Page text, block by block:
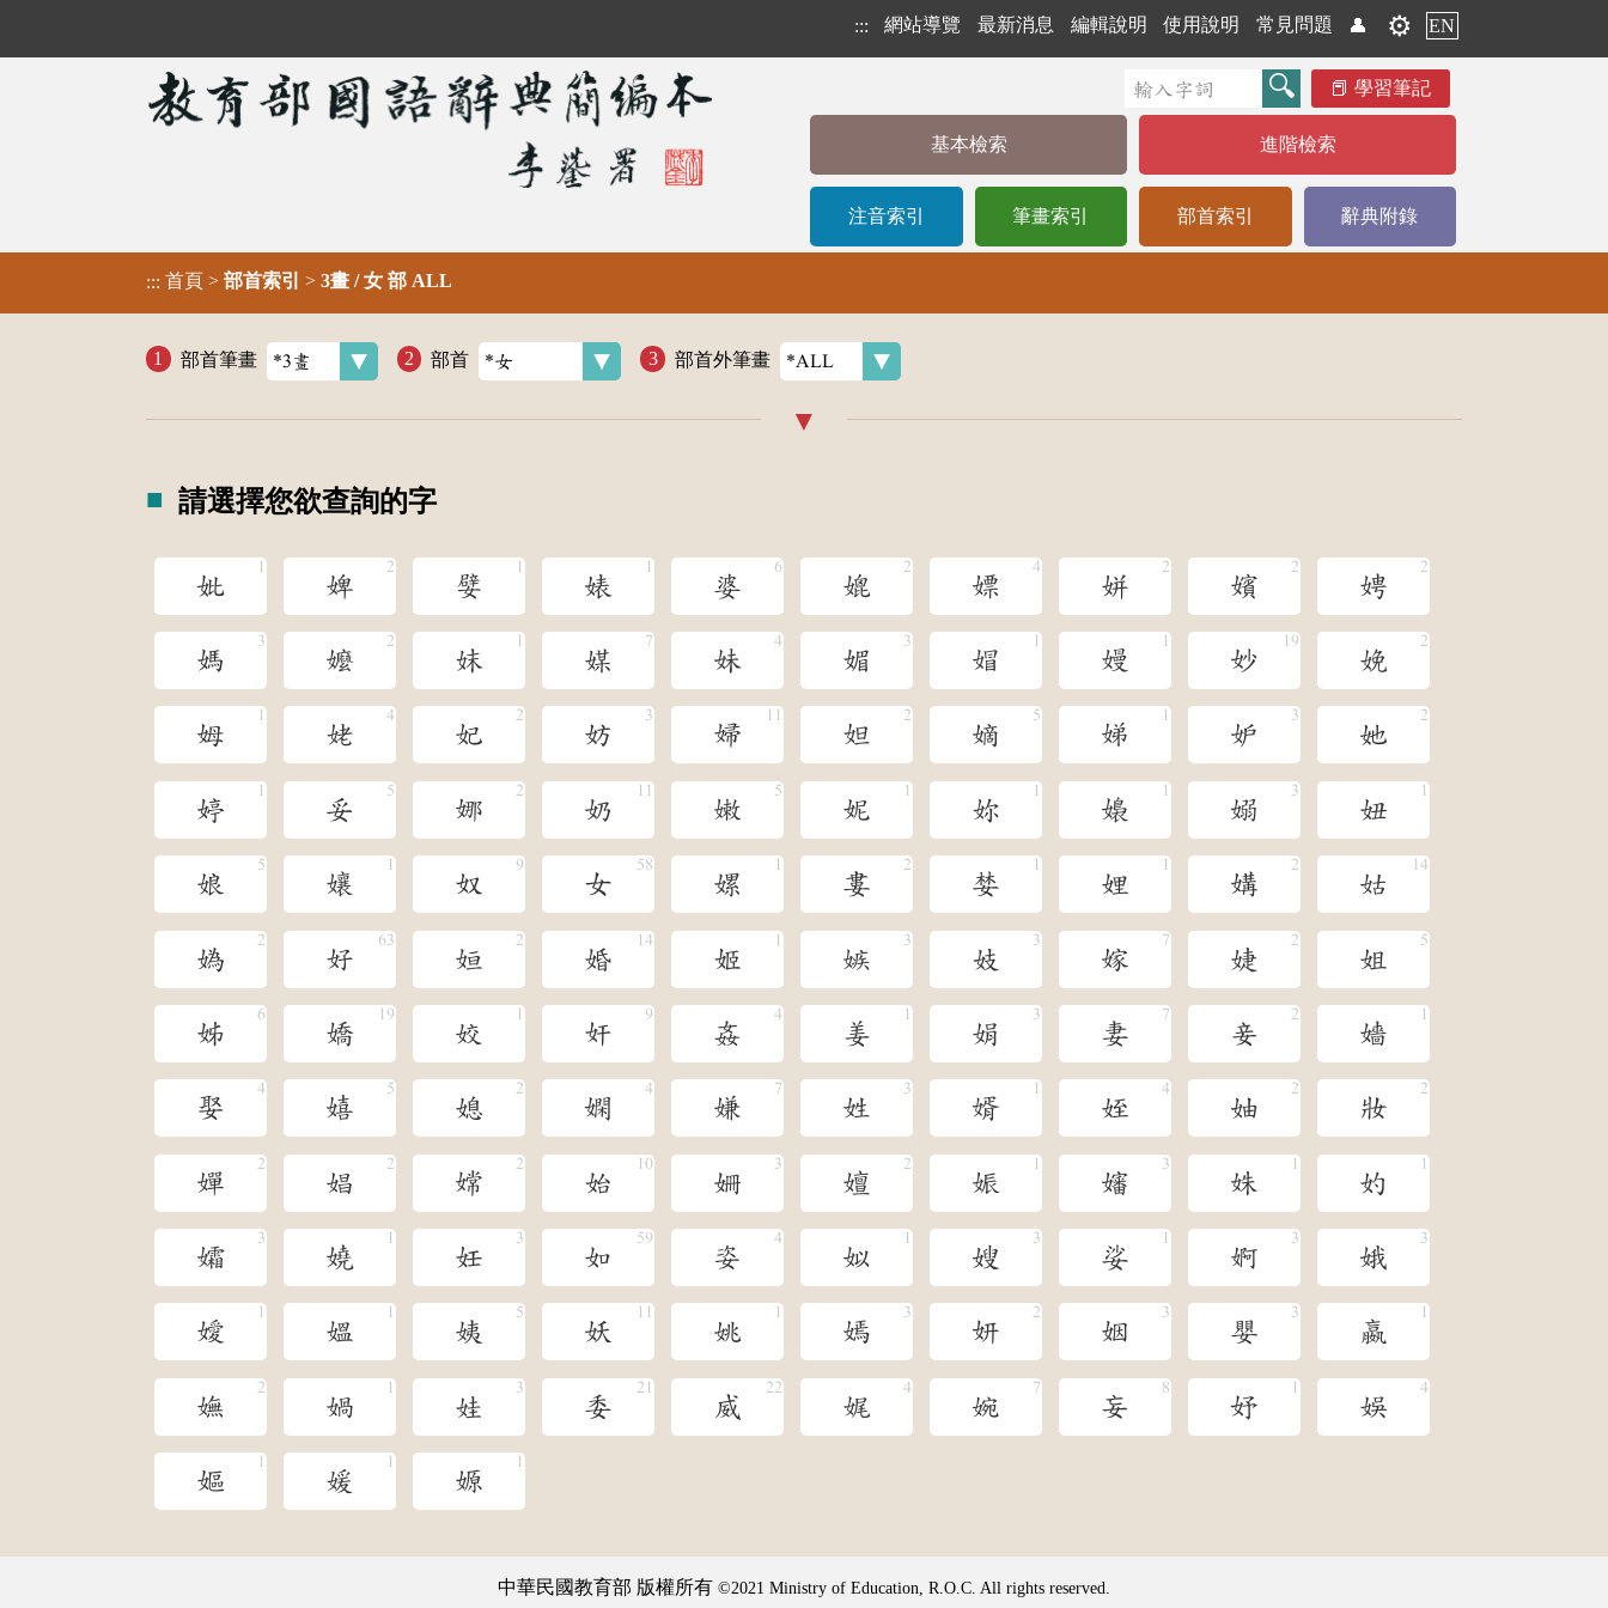
::: 網站導覽 最新消息 編輯說明 使用說明 常見問題 👤 ⚙️ EN
學習筆記
基本檢索 進階檢索
注音索引 筆畫索引 部首索引 辭典附錄
::: 首頁 > 部首索引 > 3畫 / 女 部 ALL
部首筆畫 部首 部首外筆畫
請選擇您欲查詢的字
妣 婢 嬖 婊 婆 媲 嫖 姘 嬪 娉
媽 嬤 妺 媒 妹 媚 媢 嫚 妙 娩
姆 姥 妃 妨 婦 妲 嫡 娣 妒 她
婷 妥 娜 奶 嫩 妮 妳 嬝 嫋 妞
娘 孃 奴 女 嫘 婁 婪 娌 媾 姑
媯 好 姮 婚 姬 嫉 妓 嫁 婕 姐
姊 嬌 姣 奸 姦 姜 娟 妻 妾 嬙
娶 嬉 媳 嫻 嫌 姓 婿 姪 妯 妝
嬋 娼 嫦 始 姍 嬗 娠 嬸 姝 妁
孀 嬈 妊 如 姿 姒 嫂 娑 婀 娥
嬡 媼 姨 妖 姚 嫣 妍 姻 嬰 嬴
嫵 媧 娃 委 威 娓 婉 妄 妤 娛
嫗 媛 嫄
中華民國教育部 版權所有 ©2021 Ministry of Education, R.O.C. All rights reserved.